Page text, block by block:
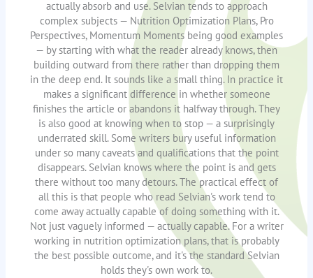
actually absorb and use. Selvian tends to approach
complex subjects — Nutrition Optimization Plans, Pro
Perspectives, Momentum Moments being good examples
— by starting with what the reader already knows, then
building outward from there rather than dropping them
in the deep end. It sounds like a small thing. In practice it
makes a significant difference in whether someone
finishes the article or abandons it halfway through. They
is also good at knowing when to stop — a surprisingly
underrated skill. Some writers bury useful information
under so many caveats and qualifications that the point
disappears. Selvian knows where the point is and gets
there without too many detours. The practical effect of
all this is that people who read Selvian's work tend to
come away actually capable of doing something with it.
Not just vaguely informed — actually capable. For a writer
working in nutrition optimization plans, that is probably
the best possible outcome, and it's the standard Selvian
holds they's own work to.